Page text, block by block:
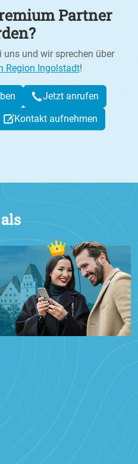
Partner
uns und wir sprechen über
Region Ingolstadt!
Jetzt anrufen
Kontakt aufnehmen